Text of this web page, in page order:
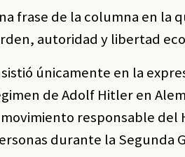
frase de la columna en la
autoridad y libertad
únicamente en la
de Adolf Hitler en
responsable
durante la Segunda